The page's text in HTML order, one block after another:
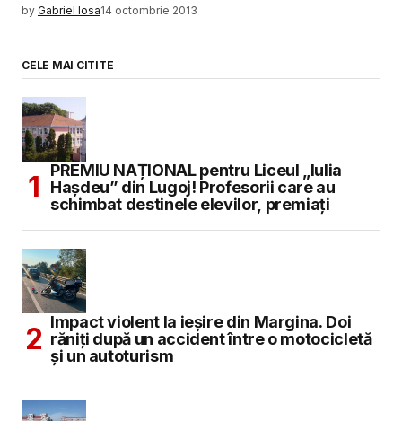
by Gabriel Iosa14 octombrie 2013
CELE MAI CITITE
PREMIU NAȚIONAL pentru Liceul „Iulia
Hașdeu” din Lugoj! Profesorii care au
schimbat destinele elevilor, premiați
Impact violent la ieșire din Margina. Doi
răniți după un accident între o motocicletă
și un autoturism